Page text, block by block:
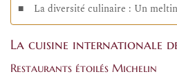
La diversité culinaire : Un
La cuisine internationale
Restaurants étoilés Michelin